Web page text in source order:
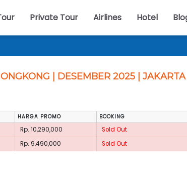
Private Tour Airlines Hotel
| DESEMBER 2025 | JAKARTA
HARGA PROMO BOOKING
Rp. 10,290,000
Sold Out
Rp. 9,490,000 Sold Out